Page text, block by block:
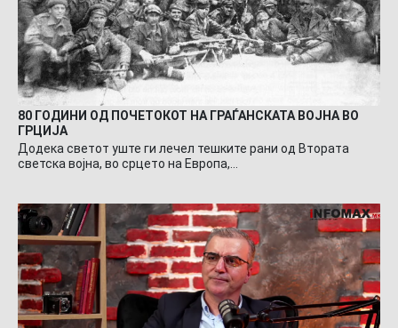
80 ГОДИНИ ОД ПОЧЕТОКОТ НА ГРАЃАНСКАТА ВОЈНА ВО
ГРЦИЈА
Додека светот уште ги лечел тешките рани од Втората
светска војна, во срцето на Европа,…